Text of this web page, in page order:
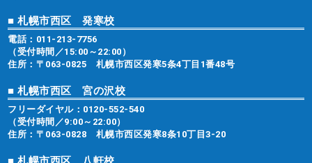
■ 札幌市西区 発寒校
電話： 011-213-7756
（受付時間／15:00～22:00）
住所：〒063-0825 札幌市西区発寒5条4丁目1番48号
■ 札幌市西区 宮の沢校
フリーダイヤル： 0120-552-540
（受付時間／9:00～22:00）
住所：〒063-0828 札幌市西区発寒8条10丁目3-20